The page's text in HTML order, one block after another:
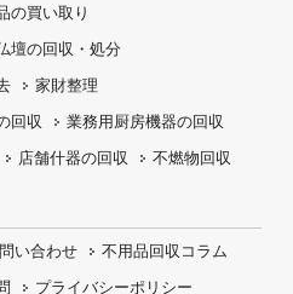
の買い取り
壇の回収・処分
家財整理
回収 業務用厨房機器の回収
店舗什器の回収 不燃物回収
い合わせ
不用品回収コラム
プライバシーポリシー